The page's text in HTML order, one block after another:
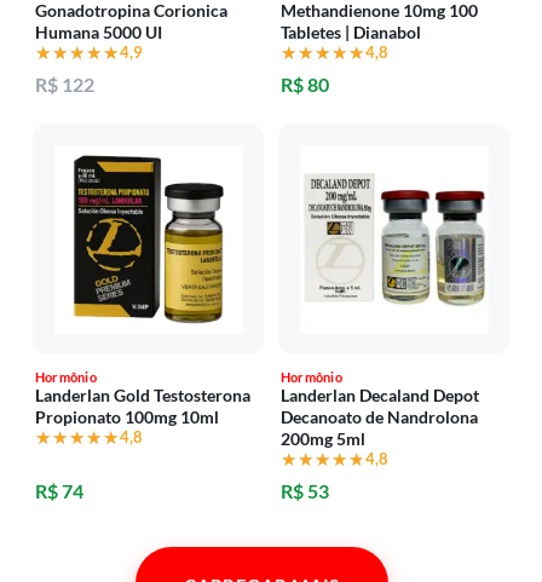
Gonadotropina Corionica
Humana 5000 UI
★★★★★
★★★★★4,9
R$ 122
Methandienone 10mg 100
Tabletes | Dianabol
★★★★★
★★★★★4,8
R$ 80
Hormônio
Landerlan Gold Testosterona
Propionato 100mg 10ml
★★★★★
★★★★★4,8
R$ 74
Hormônio
Landerlan Decaland Depot
Decanoato de Nandrolona
200mg 5ml
★★★★★
★★★★★4,8
R$ 53